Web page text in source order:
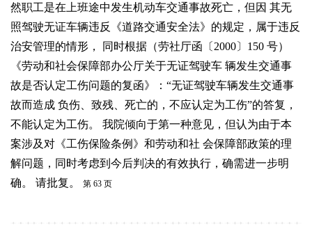
然职工是在上班途中发生机动车交通事故死亡，但因 其无
照驾驶无证车辆违反《道路交通安全法》的规定，属于违反
治安管理的情形，
同时根据（劳社厅函〔 2000〕 150 号）
《劳动和社会保障部办公厅关于无证驾驶车 辆发生交通事
故是否认定工伤问题的复函》：“无证驾驶车辆发生交通事
故而造成 负伤、致残、死亡的，不应认定为工伤”的答复，
不能认定为工伤。 我院倾向于第一种意见，但认为由于本
案涉及对《工伤保险条例》和劳动和社 会保障部政策的理
解问题，同时考虑到今后判决的有效执行，确需进一步明
确。 请批复。 第 63 页